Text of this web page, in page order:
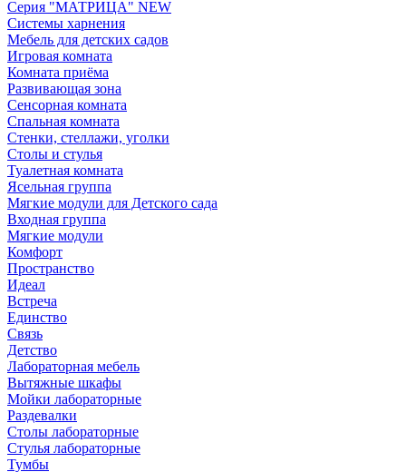
Серия "МАТРИЦА" NEW
Системы харнения
Мебель для детских садов
Игровая комната
Комната приёма
Развивающая зона
Сенсорная комната
Спальная комната
Стенки, стеллажи, уголки
Столы и стулья
Туалетная комната
Ясельная группа
Мягкие модули для Детского сада
Входная группа
Мягкие модули
Комфорт
Пространство
Идеал
Встреча
Единство
Связь
Детство
Лабораторная мебель
Вытяжные шкафы
Мойки лабораторные
Раздевалки
Столы лабораторные
Стулья лабораторные
Тумбы